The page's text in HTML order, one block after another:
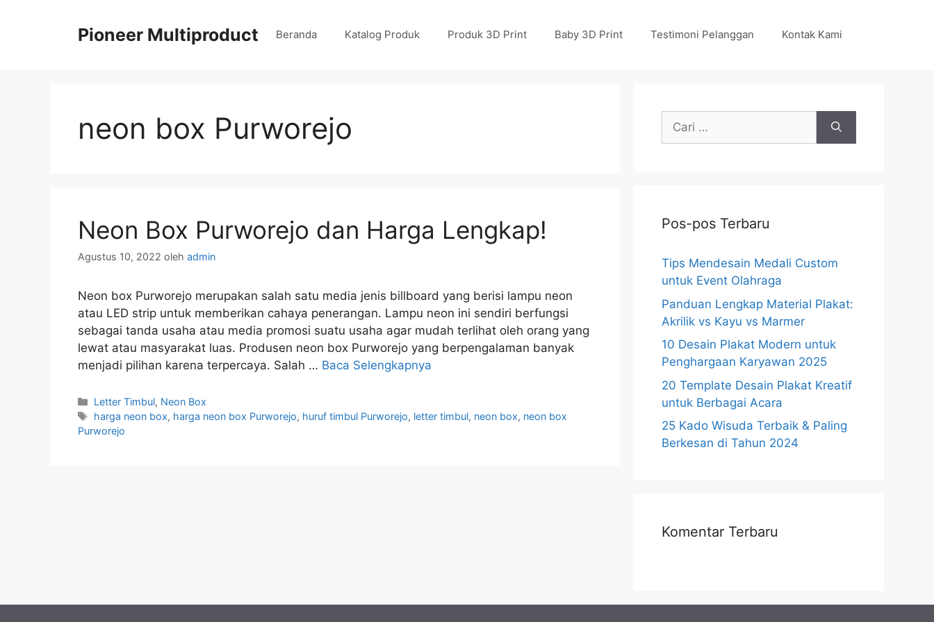
Pioneer Multiproduct Beranda Katalog Produk Produk 3D Print Baby 3D Print Testimoni Pelanggan Kontak Kami
neon box Purworejo
Neon Box Purworejo dan Harga Lengkap!
Agustus 10, 2022 oleh admin
Neon box Purworejo merupakan salah satu media jenis billboard yang berisi lampu neon
atau LED strip untuk memberikan cahaya penerangan. Lampu neon ini sendiri berfungsi
sebagai tanda usaha atau media promosi suatu usaha agar mudah terlihat oleh orang yang
lewat atau masyarakat luas. Produsen neon box Purworejo yang berpengalaman banyak
menjadi pilihan karena terpercaya. Salah … Baca Selengkapnya
Kategori
Letter Timbul, Neon Box
Tag
harga neon box, harga neon box Purworejo, huruf timbul Purworejo, letter timbul, neon box, neon box
Purworejo
Cari
Pos-pos Terbaru
Tips Mendesain Medali Custom
untuk Event Olahraga
Panduan Lengkap Material Plakat:
Akrilik vs Kayu vs Marmer
10 Desain Plakat Modern untuk
Penghargaan Karyawan 2025
20 Template Desain Plakat Kreatif
untuk Berbagai Acara
25 Kado Wisuda Terbaik & Paling
Berkesan di Tahun 2024
Komentar Terbaru